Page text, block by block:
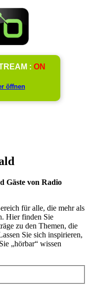
: ON
öffnen
Gäste von Radio
für alle, die mehr als
Hier finden Sie
zu den Themen, die
Sie sich inspirieren,
„hörbar“ wissen